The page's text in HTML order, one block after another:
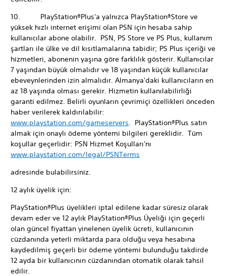
10. PlayStation®Plus'a yalnızca PlayStation®Store ve
yüksek hızlı internet erişimi olan PSN için hesaba sahip
kullanıcılar abone olabilir. PSN, PS Store ve PS Plus, kullanım
şartları ile ülke ve dil kısıtlamalarına tabidir; PS Plus içeriği ve
hizmetleri, abonenin yaşına göre farklılık gösterir. Kullanıcılar
7 yaşından büyük olmalıdır ve 18 yaşından küçük kullanıcılar
ebeveynlerinden izin almalıdır. Almanya'daki kullanıcıların en
az 18 yaşında olması gerekir. Hizmetin kullanılabilirliği
garanti edilmez. Belirli oyunların çevrimiçi özellikleri önceden
haber verilerek kaldırılabilir:
www.playstation.com/gameservers. PlayStation®Plus satın
almak için onaylı ödeme yöntemi bilgileri gereklidir. Tüm
koşullar geçerlidir: PSN Hizmet Koşulları'nı
www.playstation.com/legal/PSNTerms
adresinde bulabilirsiniz.
12 aylık üyelik için:
PlayStation®Plus üyelikleri iptal edilene kadar süresiz olarak
devam eder ve 12 aylık PlayStation®Plus Üyeliği için geçerli
olan güncel fiyattan yinelenen üyelik ücreti, kullanıcının
cüzdanında yeterli miktarda para olduğu veya hesabına
kaydedilmiş geçerli bir ödeme yöntemi bulunduğu takdirde
12 ayda bir kullanıcının cüzdanından otomatik olarak tahsil
edilir.